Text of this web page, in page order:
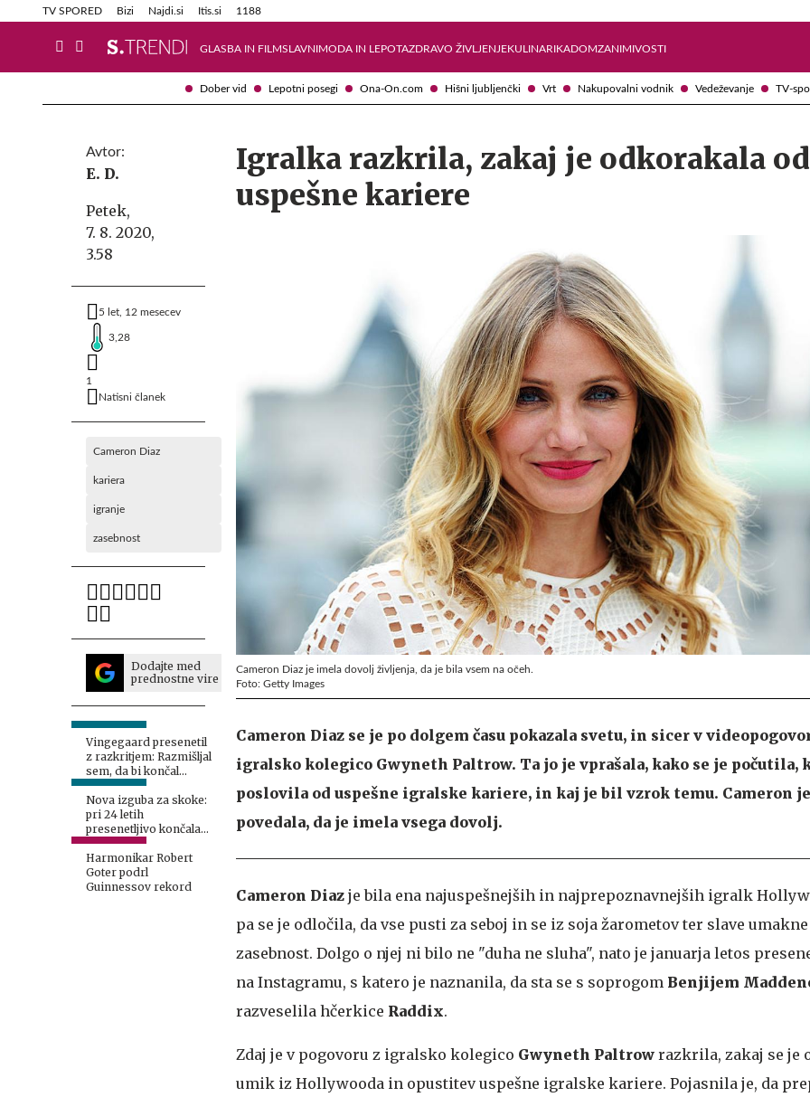
Dober vid Lepotni posegi Ona-On.com Hišni ljubljenčki Vrt Nakupovalni vodnik Vedeževanje TV-
TV SPORED Bizi Najdi.si Itis.si 1188
GLASBA IN FILMSLAVNIMODA IN LEPOTAZDRAVO ŽIVLJENJEKULINARIKADOMZANIMIVOSTI
Info in obvestila Tehnik
Avtor:
E. D.
Petek,
7. 8. 2020,
3.58
5 let, 12 mesecev
3,28
1
Natisni članek
Cameron Diaz
kariera
igranje
zasebnost
Dodajte med
prednostne vire
Vingegaard presenetil
z razkritjem: Razmišljal
sem, da bi končal
kariero
Nova izguba za skoke:
pri 24 letih
presenetljivo končala
kariero
Harmonikar Robert
Goter podrl
Guinnessov rekord
Igralka razkrila, zakaj je odkorakala od
uspešne kariere
Cameron Diaz je imela dovolj življenja, da je bila vsem na očeh.
Foto: Getty Images
Cameron Diaz se je po dolgem času pokazala svetu, in sicer v
igralsko kolegico Gwyneth Paltrow. Ta jo je vprašala, kako se je počutila,
poslovila od uspešne igralske kariere, in kaj je bil vzrok temu. Cameron
povedala, da je imela vsega dovolj.
Cameron Diaz je bila ena najuspešnejših in najprepoznavnejših igralk
pa se je odločila, da vse pusti za seboj in se iz soja žarometov ter slave
zasebnost. Dolgo o njej ni bilo ne "duha ne sluha", nato je januarja letos
na Instagramu, s katero je naznanila, da sta se s soprogom Benjijem
razveselila hčerkice Raddix.
Zdaj je v pogovoru z igralsko kolegico Gwyneth Paltrow razkrila, zakaj se je
umik iz Hollywooda in opustitev uspešne igralske kariere. Pojasnila je, da